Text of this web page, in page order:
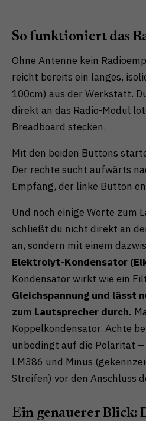
So funktioniert das
Ohne Antenne kein
reicht bereits ein langes,
100cm) aus der Werkstatt.
direkt an das Radio-Modul
Breadboard stecken.
Mit den beiden Buttons
Der rechte sucht aufwärts
Empfang, der linke Button
Und noch einige Worte zum
schließt du nicht direkt an
an, sondern mit einem
Elektrolyt-Kondensator
Kondensator wirkt wie ein
Gleichspannung und lässt
zum Lautsprecher durch.
Koppelkondensator. Achte
unbedingt auf die Polarität
LM386 und Minus
Streifen) vor den Anschluss
Ein genauerer Blick: